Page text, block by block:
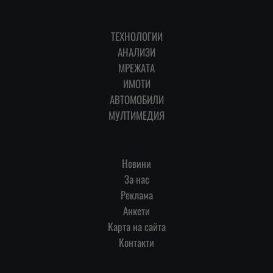
ТЕХНОЛОГИИ
АНАЛИЗИ
МРЕЖАТА
ИМОТИ
АВТОМОБИЛИ
МУЛТИМЕДИЯ
Новини
За нас
Реклама
Анкети
Карта на сайта
Контакти